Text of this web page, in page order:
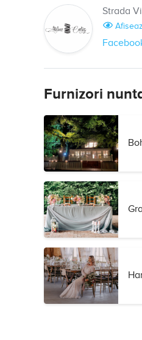
Strada
Furnizori